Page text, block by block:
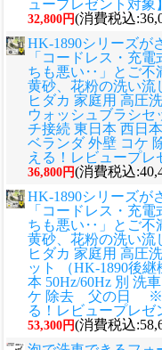
ュープレゼント対象】
32,800円(消費税込
HK-1890シリーズが
「コードレス・充
ちも悪い‥」とご不
黄砂、花粉の洗い流
ヒダカ 家庭用 高圧
ウォッシュブラシセ
チ接続 東日本 西日
ベランダ 外壁 コケ
える！レビュープレ
36,800円(消費税込
HK-1890シリーズが
「コードレス・充
ちも悪い‥」とご不
黄砂、花粉の洗い流
ヒダカ 家庭用 高圧
ット （HK-1890後
本 50Hz/60Hz 別 洗
ケ 除去 父の日 ※2
る！レビュープレゼ
53,300円(消費税込